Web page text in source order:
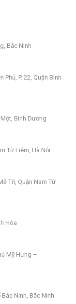
Bắc Ninh
P. 22, Quận Bình
Bình Dương
Từ Liêm, Hà Nội
Trì, Quận Nam Từ
Hòa
Mỹ Hưng –
Bắc Ninh, Bắc Ninh